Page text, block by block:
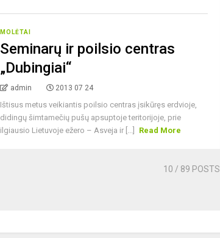
MOLĖTAI
Seminarų ir poilsio centras
„Dubingiai“
admin 2013 07 24
Ištisus metus veikiantis poilsio centras įsikūręs erdvioje,
didingų šimtamečių pušų apsuptoje teritorijoje, prie
ilgiausio Lietuvoje ežero – Asveja ir [...]
Read More
10 / 89 POSTS